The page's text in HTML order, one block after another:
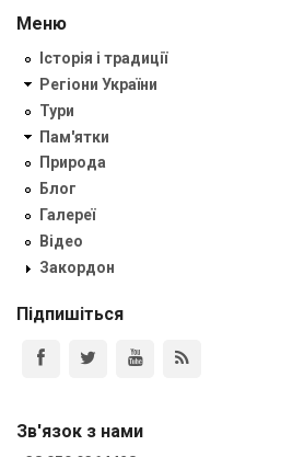
Меню
Історія і традиції
Регіони України
Тури
Пам'ятки
Природа
Блог
Галереї
Відео
Закордон
Підпишіться
Зв'язок з нами